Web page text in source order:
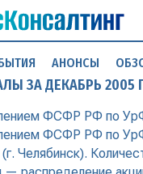
АНОНСЫ
ЗА ДЕКАБРЬ 2005
ФСФР РФ по
ФСФР РФ по
Челябинск).